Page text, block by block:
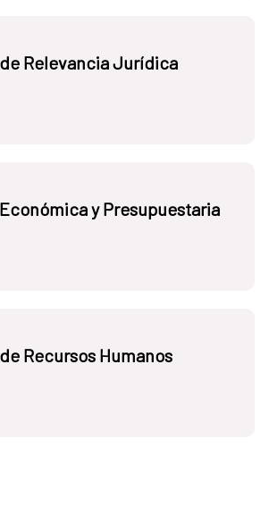
Relevancia Jurídica
y Presupuestaria
Recursos Humanos